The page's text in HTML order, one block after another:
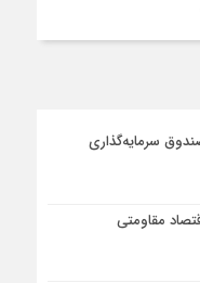
سرمایه‌گذاری
مقاومتی